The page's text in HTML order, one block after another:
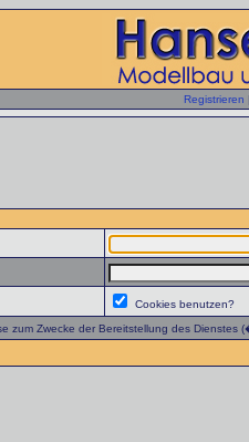
Registrieren
Cookies benutzen?
zum Zwecke der Bereitstellung des Dienstes